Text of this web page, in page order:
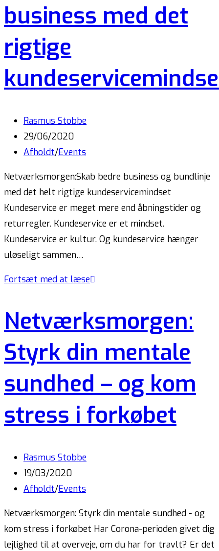
business med det
rigtige
Rasmus Stobbe
29/06/2020
Afholdt/Events
Netværksmorgen:Skab bedre business og bundlinje
med det helt rigtige kundeservicemindset
Kundeservice er meget mere end åbningstider og
returregler. Kundeservice er et mindset.
Kundeservice er kultur. Og kundeservice hænger
uløseligt sammen…
Fortsæt med at læse
Netværksmorgen:
Styrk din mentale
sundhed – og kom
stress i forkøbet
Rasmus Stobbe
19/03/2020
Afholdt/Events
Netværksmorgen: Styrk din mentale sundhed - og
kom stress i forkøbet Har Corona-perioden givet dig
lejlighed til at overveje, om du har for travlt? Er det